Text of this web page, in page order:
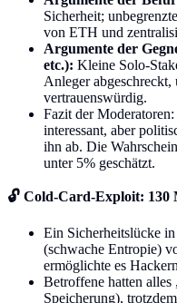
Sicherheit;
von ETH und
Argumente der
etc.): Kleine Solo-
Anleger
vertrauenswürdig.
Fazit der
interessant, aber
ihn ab. Die
unter 5% geschätzt.
🔓 Cold-Card-Exploit: 130
Ein Sicherheitslücke
(schwache Entropie)
ermöglichte es
Betroffene hatten
Speicherung),